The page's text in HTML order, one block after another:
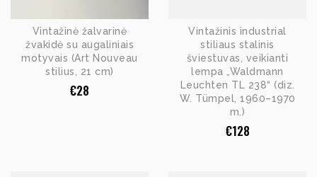
Vintažinė žalvarinė
žvakidė su augaliniais
motyvais (Art Nouveau
stilius, 21 cm)
€28
Vintažinis industrial
stiliaus stalinis
šviestuvas, veikianti
lempa „Waldmann
Leuchten TL 238“ (diz.
W. Tümpel, 1960–1970
m.)
€128